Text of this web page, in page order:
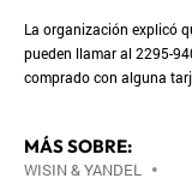
La organización explicó
pueden llamar al 2295-
comprado con alguna
MÁS SOBRE:
WISIN & YANDEL •